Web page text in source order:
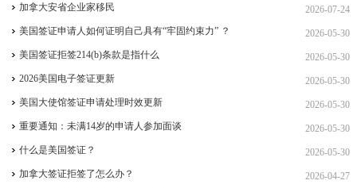
2026-07-24
加拿大安省企业家移民
2026-05-30
美国签证申请人如何证明自己具有“牢固约束力” ？
2026-05-30
美国签证拒签214(b)条款是指什么
2026-05-30
2026美国电子签证更新
2026-05-30
美国大使馆签证申请处理时效更新
2026-05-30
重要通知：未满14岁的申请人参加面谈
2026-05-30
什么是美国签证？
2026-04-27
加拿大签证拒签了怎么办？